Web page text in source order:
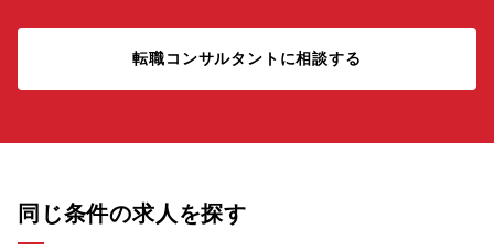
転職コンサルタントに相談する
同じ条件の求人を探す